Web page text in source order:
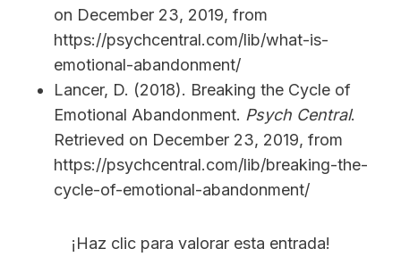
on December 23, 2019, from
https://psychcentral.com/lib/what-is-
emotional-abandonment/
Lancer, D. (2018). Breaking the Cycle of
Emotional Abandonment. Psych Central.
Retrieved on December 23, 2019, from
https://psychcentral.com/lib/breaking-the-
cycle-of-emotional-abandonment/
¡Haz clic para valorar esta entrada!